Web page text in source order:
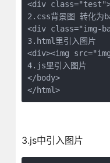
<div
2.css背景图 转化为
<div class="img-
3.html里引入图片
<div><img
4.js里引入图片
</body>
</html>
3.js中引入图片